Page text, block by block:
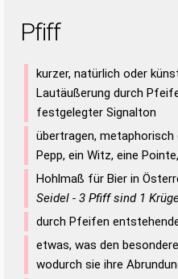
bestimmen!
Duden
Pfiff
kurzer, natürlich oder
Lautäußerung durch
festgelegter Signalton
übertragen, metaphorisch
Pepp, ein Witz, eine
Hohlmaß für Bier in
Seidel - 3 Pfiff sind 1
durch Pfeifen
etwas, was den
wodurch sie ihre